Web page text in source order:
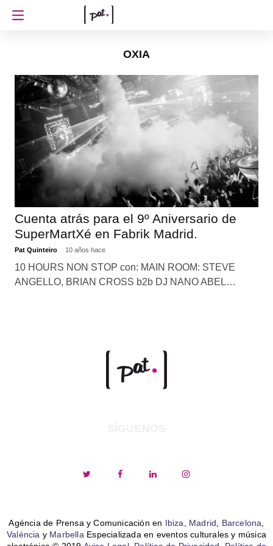
OXIA
Cuenta atrás para el 9º Aniversario de
SuperMartXé en Fabrik Madrid.
Pat Quinteiro 10 años hace
10 HOURS NON STOP con: MAIN ROOM: STEVE
ANGELLO, BRIAN CROSS b2b DJ NANO ABEL…
Agéncia de Prensa y Comunicación en Ibiza, Madrid, Barcelona,
Valéncia y MarbellaEspecializada en eventos culturales y música